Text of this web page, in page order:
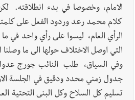
الامام، وخصوصا في بدء انطلاقته.
كلام محمد رعد وردود الفعل على
الرأي العام، ليسوا على رأي واحد في ما
التي اوصل الاختلاف حولها الى ما وصلنا
وفي السياق، طلب النائب جورج
جدول زمني محدد ودقيق في الجلسة
تسليم كل السلاح وكل البنى التحتية